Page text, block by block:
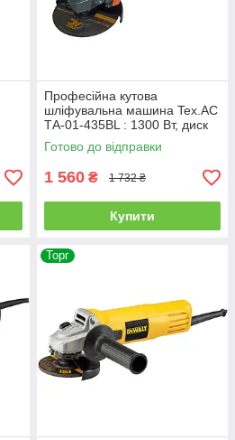
Професійна кутова
шліфувальна машина Tex.AC
ТА-01-435BL : 1300 Вт, диск
125мм (00528)
Готово до відправки
1 560 ₴ 1 732 ₴
Купити
Торг